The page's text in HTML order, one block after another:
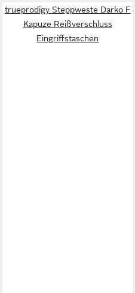
trueprodigy Steppweste Darko F
Kapuze Reißverschluss
Eingriffstaschen